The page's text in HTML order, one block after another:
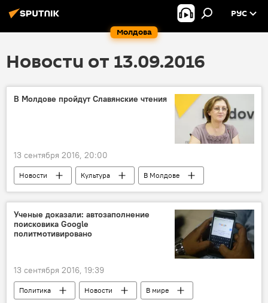
Молдова
РУС
Новости от 13.09.2016
В Молдове пройдут Славянские чтения
13 сентября 2016, 20:00
Новости Культура
В Молдове
Кишинев
Республика Молдова
Славянский университет
МАПРЯЛ
Славянские чтения
Ученые доказали: автозаполнение
поисковика Google
политмотивировано
13 сентября 2016, 19:39
Политика Новости
В мире